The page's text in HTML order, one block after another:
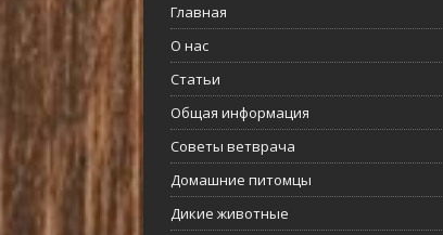
Главная
О нас
Статьи
Общая информация
Советы ветврача
Домашние питомцы
Дикие животные